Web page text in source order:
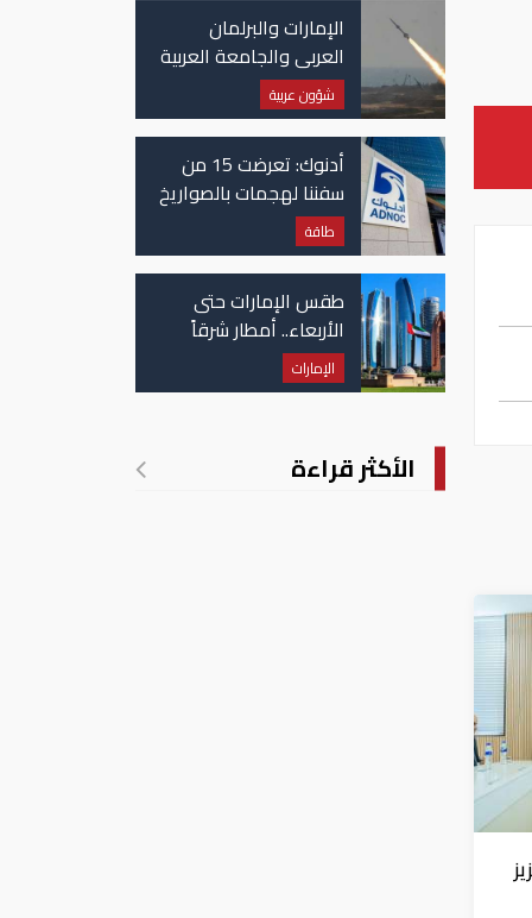
الإمارات والبرلمان
العربي والجامعة العربية
يدينون الهجوم الحوثي
على نجران بالسعودية
شؤون عربية
أدنوك: تعرضت 15 من
سفننا لهجمات بالصواريخ
والطائرات المسيّرة منذ
بداية النزاع
طاقة
طقس الإمارات حتى
الأربعاء.. أمطار شرقاً
وجنوباً وانخفاض
تدريجي للحرارة
الإمارات
الأكثر قراءة